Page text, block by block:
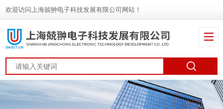
欢迎访问上海兢翀电子科技发展有限公司网站！